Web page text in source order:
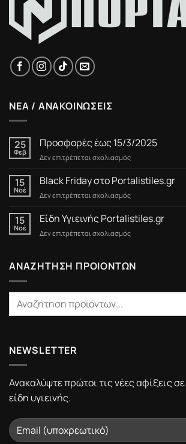
ΝΕΑ / ΑΝΑΚΟΙΝΩΣΕΙΣ
25
Φεβ
Προσφορές έως 15/3/2025
Δεν επιτρέπεται σχολιασμόςστο
έως
15/3/2025
15
Νοέ
Black Friday στο Portalistiles.gr
Δεν επιτρέπεται σχολιασμόςστο
Friday
στο
Portalistiles.gr
15
Νοέ
Είδη Υγιεινής Portalistiles.gr
Δεν επιτρέπεται σχολιασμόςστο
Portalistiles.gr
ΑΝΑΖΗΤΗΣΗ ΠΡΟΙΟΝΤΩΝ
NEWSLETTER
Ανακαλύψτε πρώτοι τις νέες αφίξεις
είδη υγιεινής.